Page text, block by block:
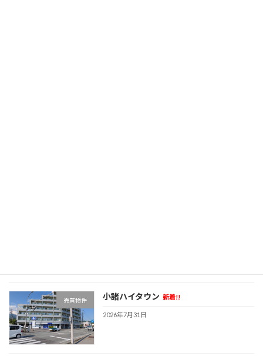
売買物件 小諸ハイタウン 新着!!
2026年7月31日